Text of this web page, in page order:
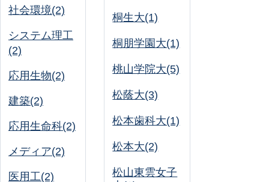
社会環境(2)
システム理工
(2)
応用生物(2)
建築(2)
応用生命科(2)
メディア(2)
医用工(2)
桐生大(1)
桐朋学園大(1)
桃山学院大(5)
松蔭大(3)
松本歯科大(1)
松本大(2)
松山東雲女子